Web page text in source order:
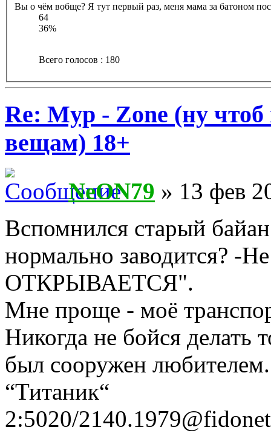
Вы о чём вобще? Я тут первый раз, меня мама за батоном
64
36%
Всего голосов : 180
Re: Myp - Zone (ну
вещам) 18+
NeON79 » 13 фев
Вспомнился старый
нормально заводится? -
ОТКРЫВАЕТСЯ".
Мне проще - моё
Никогда не бойся делать
был сооружен
“Титаник“
2:5020/2140.1979@fidonet